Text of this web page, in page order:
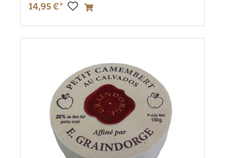
14,95 €*